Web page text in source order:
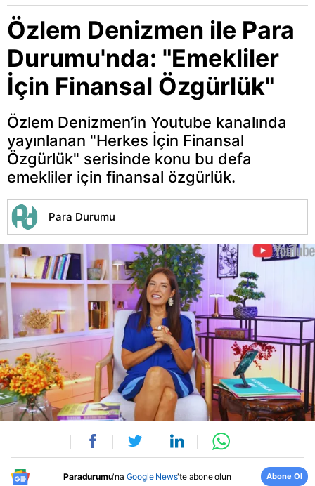
Özlem Denizmen ile Para
Durumu'nda: "Emekliler
İçin Finansal Özgürlük"
Özlem Denizmen’in Youtube kanalında
yayınlanan "Herkes İçin Finansal
Özgürlük" serisinde konu bu defa
emekliler için finansal özgürlük.
Para Durumu
Paradurumu'na Google News'te abone olun Abone Ol